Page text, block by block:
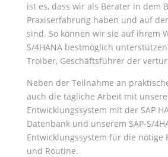
ist es, dass wir als Berater in dem
Praxiserfahrung haben und auf
sind. So können wir sie auf ihrem
S/4HANA bestmöglich
Troiber, Geschäftsführer der
Neben der Teilnahme an
auch die tägliche Arbeit mit
Entwicklungssystem mit der SAP
Datenbank und unserem SAP-S/
Entwicklungssystem für die nötige
und Routine.